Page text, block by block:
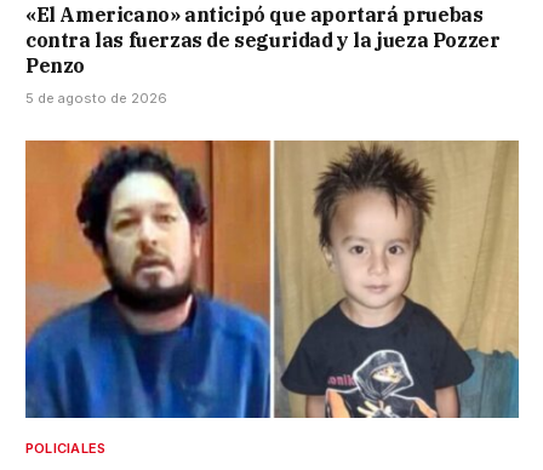
«El Americano» anticipó que aportará pruebas
contra las fuerzas de seguridad y la jueza Pozzer
Penzo
5 de agosto de 2026
POLICIALES